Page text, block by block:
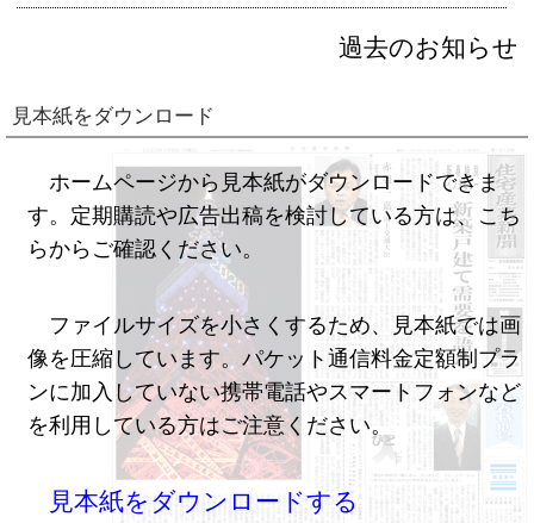
過去のお知らせ
見本紙をダウンロード
ホームページから見本紙がダウンロードできま
す。定期購読や広告出稿を検討している方は、こち
らからご確認ください。
ファイルサイズを小さくするため、見本紙では画
像を圧縮しています。パケット通信料金定額制プラ
ンに加入していない携帯電話やスマートフォンなど
を利用している方はご注意ください。
見本紙をダウンロードする